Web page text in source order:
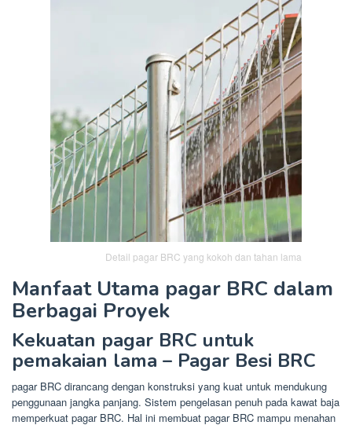
Detail pagar BRC yang kokoh dan tahan lama
Manfaat Utama pagar BRC dalam
Berbagai Proyek
Kekuatan pagar BRC untuk
pemakaian lama – Pagar Besi BRC
pagar BRC dirancang dengan konstruksi yang kuat untuk mendukung
penggunaan jangka panjang. Sistem pengelasan penuh pada kawat baja
memperkuat pagar BRC. Hal ini membuat pagar BRC mampu menahan